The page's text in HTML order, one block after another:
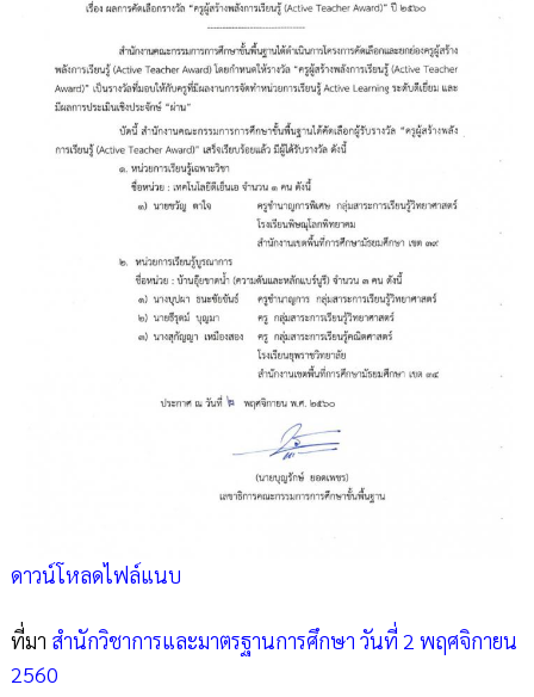
ดาวน์โหลดไฟล์แนบ
ที่มา สำนักวิชาการและมาตรฐานการศึกษา วันที่ 2 พฤศจิกายน
2560